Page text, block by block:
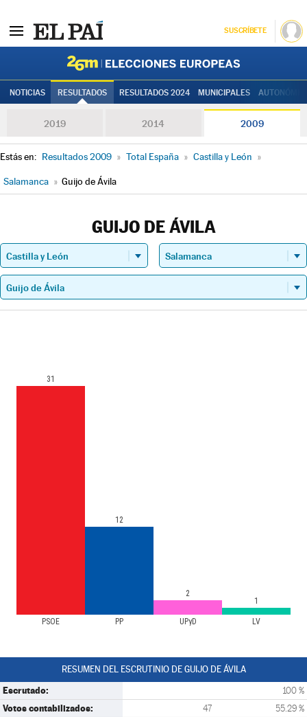
SUSCRÍBETE
NOTICIAS RESULTADOS RESULTADOS 2024 MUNICIPALES
2019 2014 2009
Estás en: Resultados 2009 » Total España » Castilla y León »
Salamanca » Guijo de Ávila
GUIJO DE ÁVILA
PSOE PP UPyD LV
31
12
2
1
RESUMEN DEL ESCRUTINIO DE GUIJO DE ÁVILA
Escrutado: 100 %
Votos contabilizados: 47 55.29 %